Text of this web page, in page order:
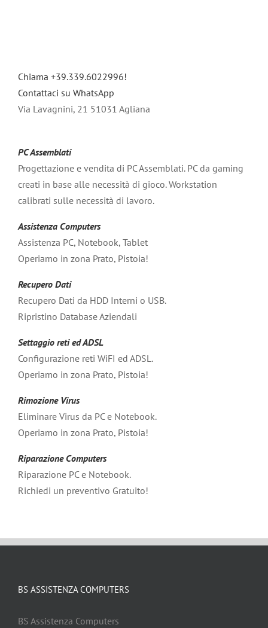
Chiama +39.339.6022996!
Contattaci su WhatsApp
Via Lavagnini, 21 51031 Agliana
PC Assemblati
Progettazione e vendita di PC Assemblati. PC da gaming
creati in base alle necessità di gioco. Workstation
calibrati sulle necessità di lavoro.
Assistenza Computers
Assistenza PC, Notebook, Tablet
Operiamo in zona Prato, Pistoia!
Recupero Dati
Recupero Dati da HDD Interni o USB.
Ripristino Database Aziendali
Settaggio reti ed ADSL
Configurazione reti WiFI ed ADSL.
Operiamo in zona Prato, Pistoia!
Rimozione Virus
Eliminare Virus da PC e Notebook.
Operiamo in zona Prato, Pistoia!
Riparazione Computers
Riparazione PC e Notebook.
Richiedi un preventivo Gratuito!
BS ASSISTENZA COMPUTERS
BS Assistenza Computers